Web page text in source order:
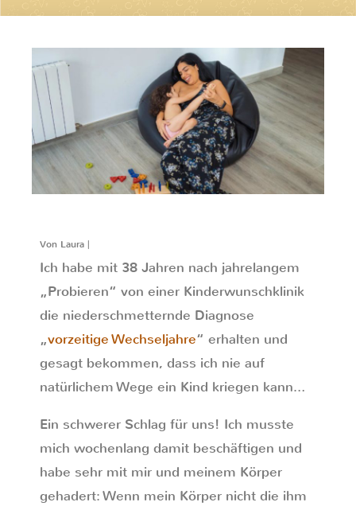
Von Laura |
Ich habe mit 38 Jahren nach jahrelangem
„Probieren“ von einer Kinderwunschklinik
die niederschmetternde Diagnose
„vorzeitige Wechseljahre“ erhalten und
gesagt bekommen, dass ich nie auf
natürlichem Wege ein Kind kriegen kann…
Ein schwerer Schlag für uns! Ich musste
mich wochenlang damit beschäftigen und
habe sehr mit mir und meinem Körper
gehadert: Wenn mein Körper nicht die ihm